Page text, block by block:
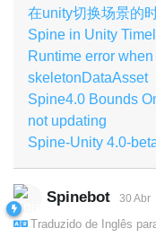
在unity切换场景的
Spine in Unity
Runtime error
skeletonDataAsset
Spine4.0 Bounds
not updating
Spine-Unity 4.0-
Spinebot 30 Abr
Traduzido de Inglês